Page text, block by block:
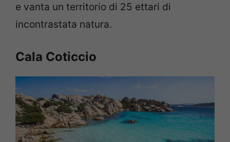
e vanta un territorio di 25 ettari di
incontrastata natura.
Cala Coticcio